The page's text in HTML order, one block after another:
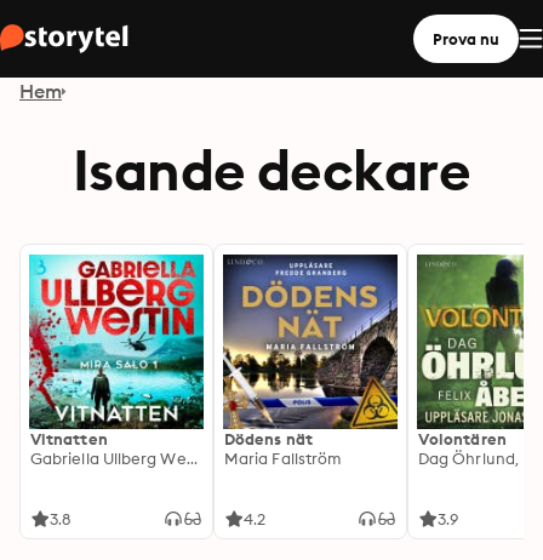
Prova nu
Hem
Isande deckare
Vitnatten
Gabriella Ullberg Westin
3.8
Dödens nät
Maria Fallström
4.2
Volontären
3.9